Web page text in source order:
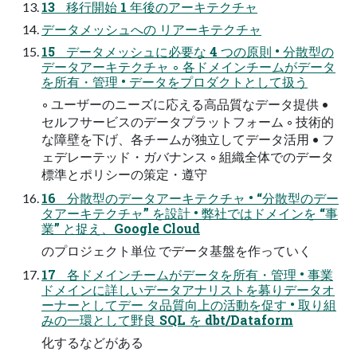
13 移行開始 1 年後のアーキテクチャ
データメッシュへの リアーキテクチャ
15 データメッシュに必要な 4 つの原則 • 分散型の
データアーキテクチャ ◦ 各ドメインチームがデータ
を所有・管理 • データをプロダクトとして扱う
◦ ユーザーのニーズに応える高品質なデータ提供 •
セルフサービスのデータプラットフォーム ◦ 技術的
な障壁を下げ、各チームが独立してデータ活用 • フ
ェデレーテッド・ガバナンス ◦ 組織全体でのデータ
標準とポリシーの策定・遵守
16 分散型のデータアーキテクチャ • “分散型のデー
タアーキテクチャ” を設計 • 弊社ではドメインを “事
業” と捉え、Google Cloud
のプロジェクト単位 でデータ基盤を作っていく
17 各ドメインチームがデータを所有・管理 • 事業
ドメインに詳しいデータアナリストを募りデータオ
ーナーとしてデー タ品質向上の活動を促す • 取り組
みの一環として野良 SQL を dbt/Dataform
化するなどがある